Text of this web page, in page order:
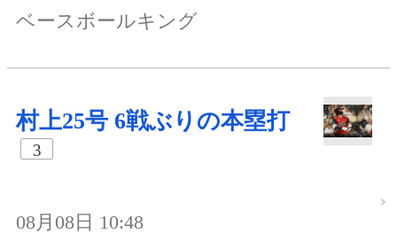
ベースボールキング
村上25号 6戦ぶりの本塁打
3
08月08日 10:48